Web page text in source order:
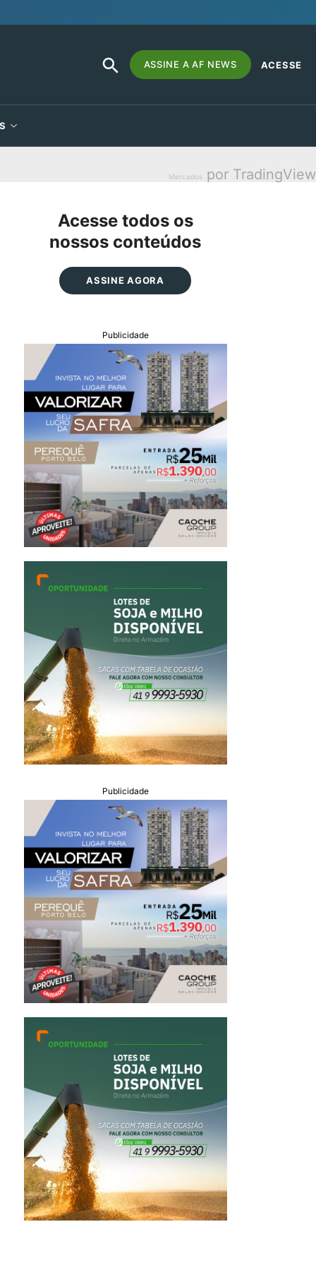
Search
for:
SEARCH
BUTTON
ASSINE A AF NEWS ACESSE
Mercados por TradingView
Acesse todos os
nossos conteúdos
ASSINE AGORA
Publicidade
Publicidade